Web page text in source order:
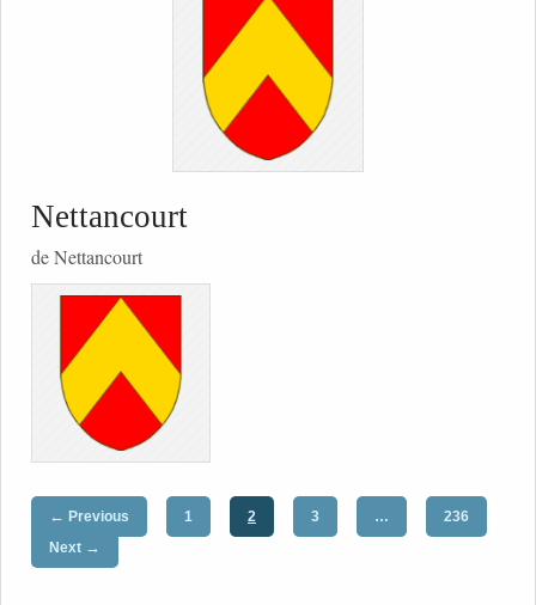
Nettancourt
de Nettancourt
← Previous 1 2 3 …
236
Next →